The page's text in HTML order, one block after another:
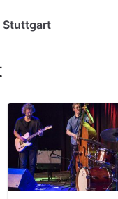
Stuttgart